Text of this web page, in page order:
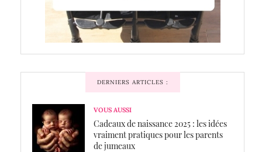
DERNIERS ARTICLES :
VOUS AUSSI
Cadeaux de naissance 2025 : les idées
vraiment pratiques pour les parents
de jumeaux